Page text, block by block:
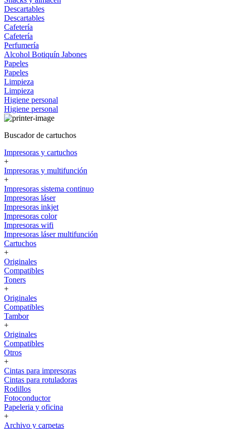
Descartables
Descartables
Cafetería
Cafetería
Perfumería
Alcohol Botiquín Jabones
Papeles
Papeles
Limpieza
Limpieza
Higiene personal
Higiene personal
Buscador de cartuchos
Impresoras y cartuchos
+
Impresoras y multifunción
+
Impresoras sistema continuo
Impresoras láser
Impresoras inkjet
Impresoras color
Impresoras wifi
Impresoras láser multifunción
Cartuchos
+
Originales
Compatibles
Toners
+
Originales
Compatibles
Tambor
+
Originales
Compatibles
Otros
+
Cintas para impresoras
Cintas para rotuladoras
Rodillos
Fotoconductor
Papeleria y oficina
+
Archivo y carpetas